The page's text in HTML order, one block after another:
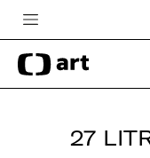
Česká televize
Zpravodajství
27